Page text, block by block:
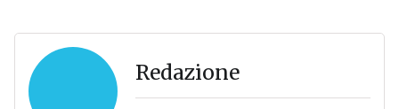
Redazione